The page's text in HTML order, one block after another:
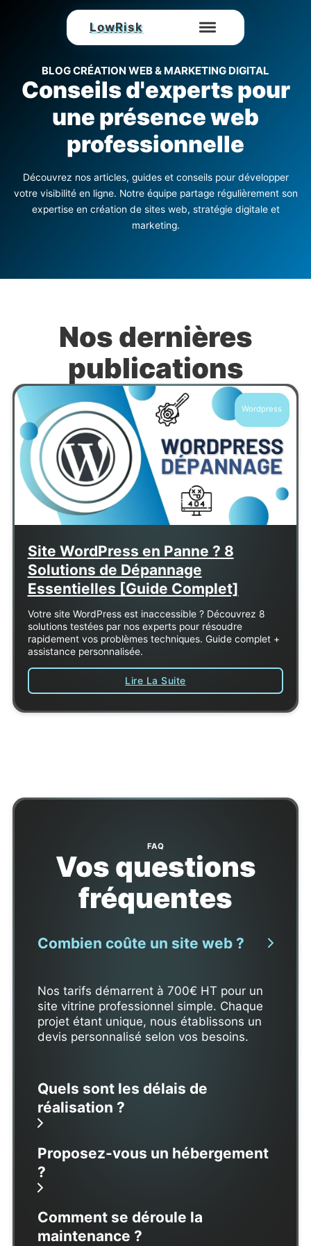
LowRisk
BLOG CRÉATION WEB & MARKETING DIGITAL
Conseils d'experts pour
une présence web
professionnelle
Découvrez nos articles, guides et conseils pour développer
votre visibilité en ligne. Notre équipe partage régulièrement son
expertise en création de sites web, stratégie digitale et
marketing.
Nos dernières
publications
Site WordPress en Panne ? 8
Solutions de Dépannage
Essentielles [Guide Complet]
Votre site WordPress est inaccessible ? Découvrez 8
solutions testées par nos experts pour résoudre
rapidement vos problèmes techniques. Guide complet +
assistance personnalisée.
Lire La Suite
Wordpress
FAQ
Vos questions
fréquentes
Combien coûte un site web ?
Nos tarifs démarrent à 700€ HT pour un
site vitrine professionnel simple. Chaque
projet étant unique, nous établissons un
devis personnalisé selon vos besoins.
Quels sont les délais de
réalisation ?
Proposez-vous un hébergement
?
Comment se déroule la
maintenance ?